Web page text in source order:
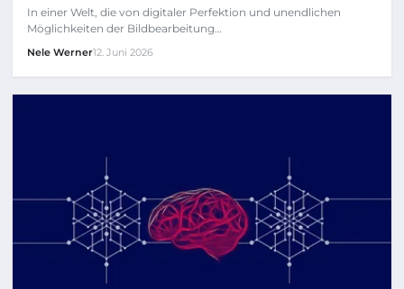
In einer Welt, die von digitaler Perfektion und unendlichen
Möglichkeiten der Bildbearbeitung…
Nele Werner12. Juni 2026